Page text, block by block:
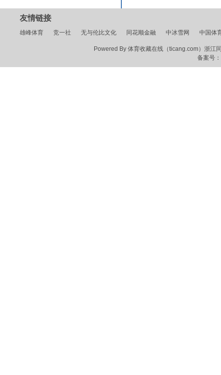
友情链接
雄峰体育 竞一社 无与伦比文化 同花顺金融 中冰雪网 中国体
Powered By 体育收藏在线（ticang.com）浙江
备案号：